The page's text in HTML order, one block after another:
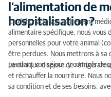
l’alimentation de
hospitalisation ?
En-dehors de son traitement
alimentaire spécifique, nous vous
personnelles pour votre animal
être perdues. Nous mettrons à sa
pendant son séjour, y compris de
La clinique dispose de
et réchauffer la nourriture. Nous
sa condition et de ses besoins,